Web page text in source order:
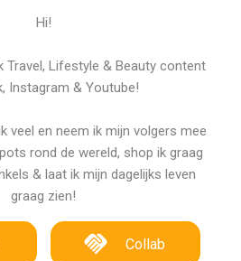
Hi!
Travel, Lifestyle & Beauty content
Instagram & Youtube!
veel en neem ik mijn volgers mee
rond de wereld, shop ik graag
& laat ik mijn dagelijks leven
graag zien!
Collab